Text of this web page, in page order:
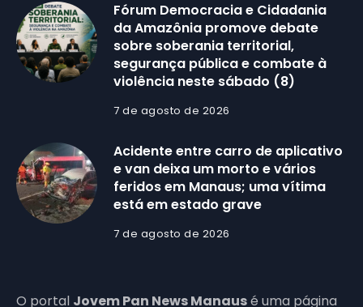
Fórum Democracia e Cidadania
da Amazônia promove debate
sobre soberania territorial,
segurança pública e combate à
violência neste sábado (8)
7 de agosto de 2026
Acidente entre carro de aplicativo
e van deixa um morto e vários
feridos em Manaus; uma vítima
está em estado grave
7 de agosto de 2026
O portal Jovem Pan News Manausé uma página